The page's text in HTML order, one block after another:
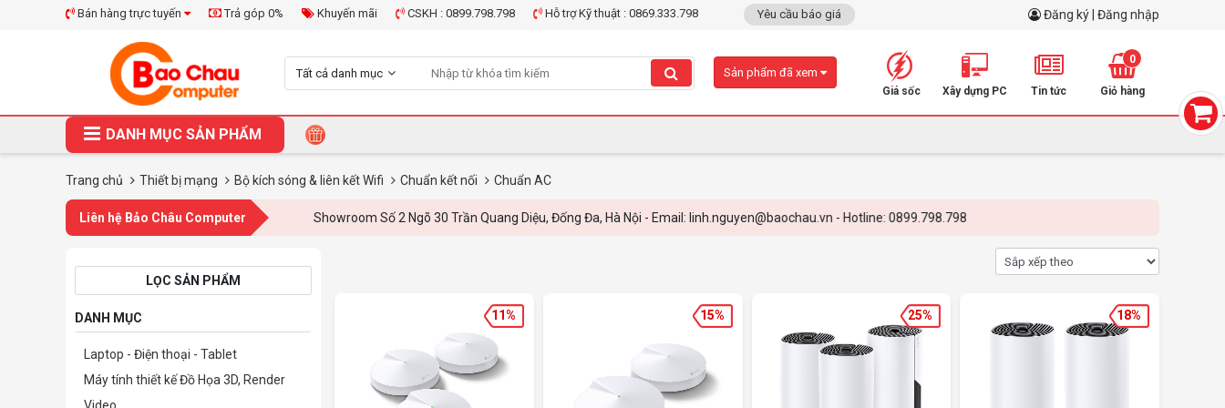
Bán hàng trực tuyến Trả góp 0% Khuyến mãi CSKH : 0899.798.798 Hỗ trợ Kỹ thuật : 0869.333.798 Yêu cầu báo giá Đăng ký | Đăng nhập
Tất cả danh mục
Giá sốc Xây dựng PC Tin tức
0
Giỏ hàng
Sản phẩm đã xem
DANH MỤC SẢN PHẨM
Trang chủ Thiết bị mạng Bộ kích sóng & liên kết Wifi Chuẩn kết nối Chuẩn AC
Liên hệ Bảo Châu Computer Showroom Số 2 Ngõ 30 Trần Quang Diệu, Đống Đa, Hà Nội - Email: linh.nguyen@baochau.vn - Hotline: 0899.798.798
LỌC SẢN PHẨM
DANH MỤC
Laptop - Điện thoại - Tablet
Máy tính thiết kế Đồ Họa 3D, Render
11% 15% 25% 18%